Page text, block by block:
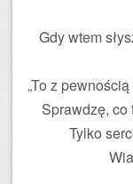
Gdy wtem
„To z
Sprawdzę, co
Tylko